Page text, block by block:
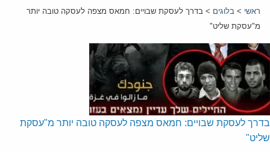
ראשי > בלוגים > בדרך לעסקת שבויים: חמאס מצפה לעסקה טובה יותר
מ"עסקת שליט"
בדרך לעסקת שבויים: חמאס מצפה לעסקה טובה יותר מ"עסקת
שליט"